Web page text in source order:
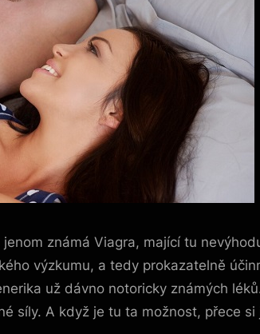
známá Viagra, mající tu
výzkumu, a tedy prokazatelně
už dávno notoricky známých
síly. A když je tu ta možnost, přece